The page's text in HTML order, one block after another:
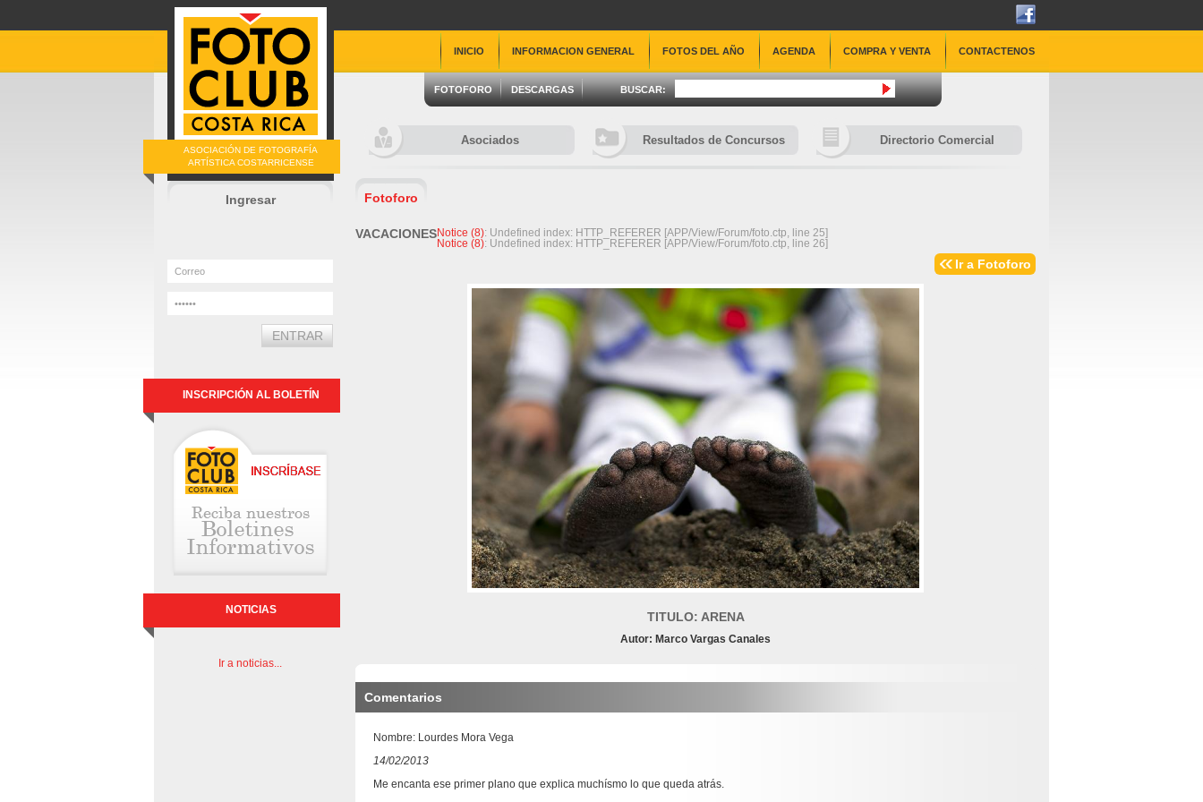
ASOCIACIÓN DE FOTOGRAFÍA
ARTÍSTICA COSTARRICENSE
INICIO INFORMACION GENERAL FOTOS DEL AÑO AGENDA COMPRA Y VENTA CONTACTENOS
FOTOFORO DESCARGAS BUSCAR:
Ingresar
INSCRIPCIÓN AL BOLETÍN
NOTICIAS
Ir a noticias...
Asociados Resultados de Concursos Directorio Comercial
Fotoforo
VACACIONESNotice (8): Undefined index: HTTP_REFERER [APP/View/Forum/foto.ctp, line 25]
Notice (8): Undefined index: HTTP_REFERER [APP/View/Forum/foto.ctp, line 26]
Ir a Fotoforo
TITULO: ARENA
Autor: Marco Vargas Canales
Comentarios
Nombre: Lourdes Mora Vega
14/02/2013
Me encanta ese primer plano que explica muchísmo lo que queda atrás.